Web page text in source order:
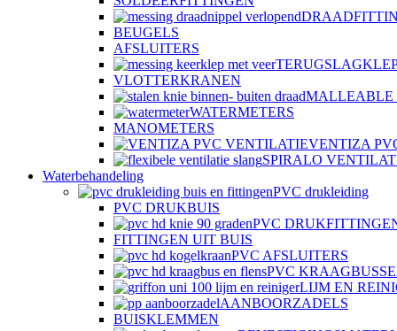
BEUGELS
AFSLUITERS
VLOTTERKRANEN
MALLEABLE
WATERMETERS
MANOMETERS
VENTIZA
SPIRALO
Waterbehandeling
PVC drukleiding
PVC DRUKBUIS
PVC
FITTINGEN UIT BUIS
PVC AFSLUITERS
PVC
LIJM EN
AANBOORZADELS
BUISKLEMMEN